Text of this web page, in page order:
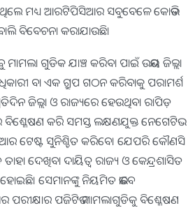
ମଧ୍ୟ ଆରଟିପିସିଆର ସବୁବେଳେ କୋଭିଡ
ବିବେଚନା କରାଯାଉଛି।
ମାମଲା ଗୁଡିକ ଯାଞ୍ଚ କରିବା ପାଇଁ ଉଭୟ ଜିଲ୍ଲା
ବା ଏକ ଗ୍ରୁପ ଗଠନ କରିବାକୁ ପରାମର୍ଶ
ଜିଲ୍ଲା ଓ ରାଜ୍ୟରେ ହେଉଥିବା ରାପିଡ଼
କରି ସମସ୍ତ ଲକ୍ଷଣଯୁକ୍ତ ନେଗେଟିଭ
ଟେଷ୍ଟ ସୁନିଶ୍ଚିତ କରିବେ। ଯେପରି କୌଣସି
ଦେଖିବା ଦାୟିତ୍ବ ରାଜ୍ୟ ଓ କେନ୍ଦ୍ରଶାସିତ
ସେମାନଙ୍କୁ ନିୟମିତ ଭାବେ
ପଜିଟିଭ ମାମଲାଗୁଡିକୁ ବିଶ୍ଳେଷଣ